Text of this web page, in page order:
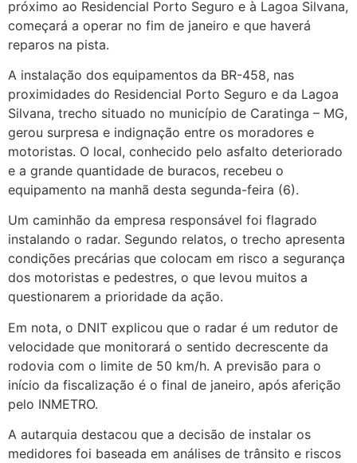
próximo ao Residencial Porto Seguro e à Lagoa Silvana,
começará a operar no fim de janeiro e que haverá
reparos na pista.
A instalação dos equipamentos da BR-458, nas
proximidades do Residencial Porto Seguro e da Lagoa
Silvana, trecho situado no município de Caratinga – MG,
gerou surpresa e indignação entre os moradores e
motoristas. O local, conhecido pelo asfalto deteriorado
e a grande quantidade de buracos, recebeu o
equipamento na manhã desta segunda-feira (6).
Um caminhão da empresa responsável foi flagrado
instalando o radar. Segundo relatos, o trecho apresenta
condições precárias que colocam em risco a segurança
dos motoristas e pedestres, o que levou muitos a
questionarem a prioridade da ação.
Em nota, o DNIT explicou que o radar é um redutor de
velocidade que monitorará o sentido decrescente da
rodovia com o limite de 50 km/h. A previsão para o
início da fiscalização é o final de janeiro, após aferição
pelo INMETRO.
A autarquia destacou que a decisão de instalar os
medidores foi baseada em análises de trânsito e riscos